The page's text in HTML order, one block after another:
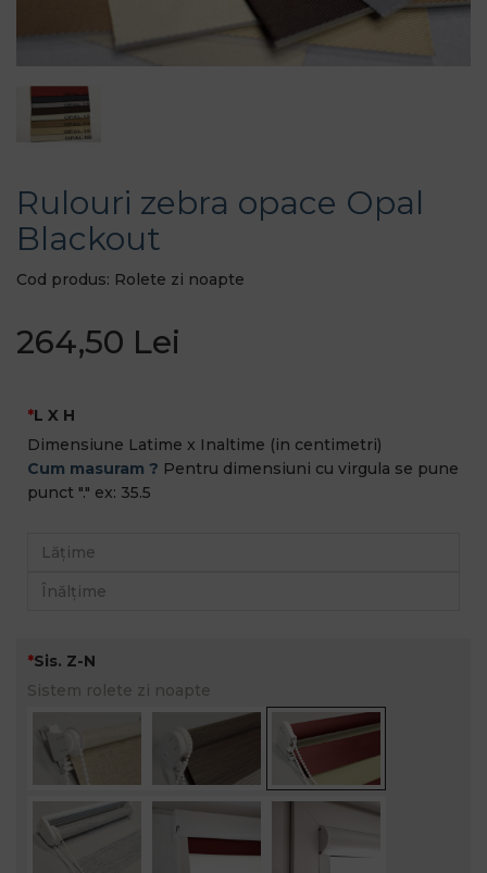
Rulouri zebra opace Opal
Blackout
Cod produs: Rolete zi noapte
264,50 Lei
L X H
Dimensiune Latime x Inaltime (in centimetri)
Cum masuram ? Pentru dimensiuni cu virgula se pune
punct "." ex: 35.5
Sis. Z-N
Sistem rolete zi noapte